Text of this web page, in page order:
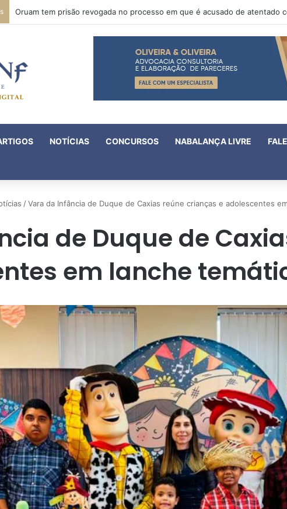
NOTÍCIAS CONCURSOS NABALANÇA LIVRE
/Vara da Infância de Duque de Caxias reúne crianças e adolescentes
de Duque de
em lanche